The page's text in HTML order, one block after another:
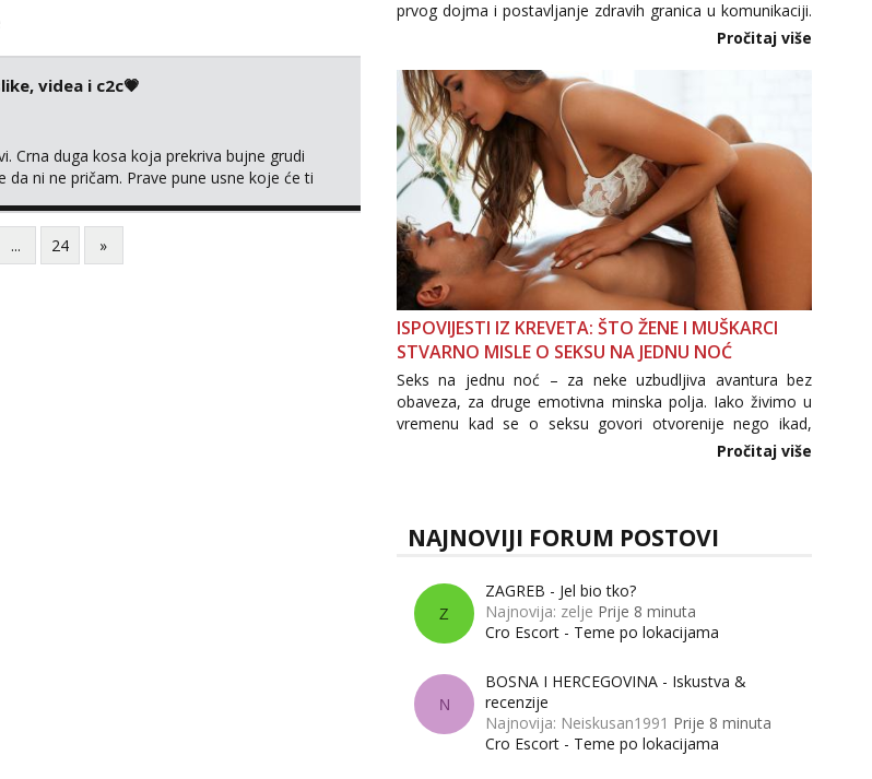
videa i c2c💗
Crna duga kosa koja prekriva bujne grudi
da ni ne pričam. Prave pune usne koje će ti
želji te imam raznih mater...
... 24 »
prvog dojma i postavljanje zdravih granica u komunikaciji.
Važno je izbjeći prebrzo otkrivanje osobnih ili intimnih
informacija, jer nepoznata osoba još nije zaslužila to
povjerenje. Takođe...
Pročitaj više
ISPOVIJESTI IZ KREVETA: ŠTO ŽENE I MUŠKARCI
STVARNO MISLE O SEKSU NA JEDNU NOĆ
Seks na jednu noć – za neke uzbudljiva avantura bez
obaveza, za druge emotivna minska polja. Iako živimo u
vremenu kad se o seksu govori otvorenije nego ikad,
tema „jedne noći strasti“ i dalje izaziva burne rasprave. Što
Pročitaj više
NAJNOVIJI FORUM POSTOVI
Z
ZAGREB - Jel bio tko?
Najnovija: zelje Prije 8 minuta
Cro Escort - Teme po lokacijama
N
BOSNA I HERCEGOVINA - Iskustva &
recenzije
Najnovija: Neiskusan1991 Prije 8 minuta
Cro Escort - Teme po lokacijama